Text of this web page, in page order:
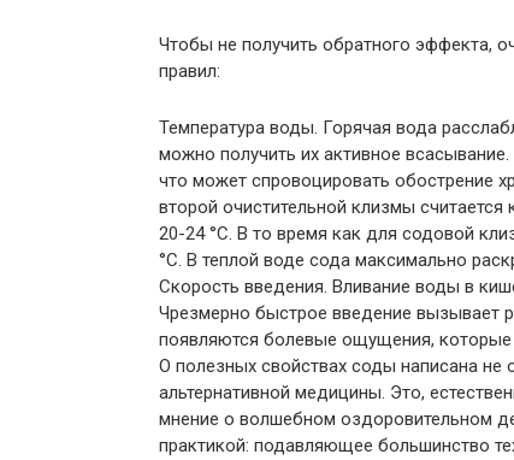
Чтобы не получить обратного эффекта,
правил:
Температура воды. Горячая вода
можно получить их активное
что может спровоцировать обострение
второй очистительной клизмы
20-24 °С. В то время как для содовой
°C. В теплой воде сода максимально
Скорость введения. Вливание воды в
Чрезмерно быстрое введение вызывает
появляются болевые ощущения, которые
О полезных свойствах соды написана не
альтернативной медицины. Это,
мнение о волшебном оздоровительном
практикой: подавляющее большинство